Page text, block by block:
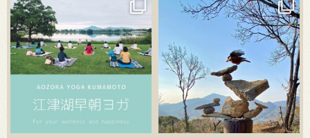
3月 18